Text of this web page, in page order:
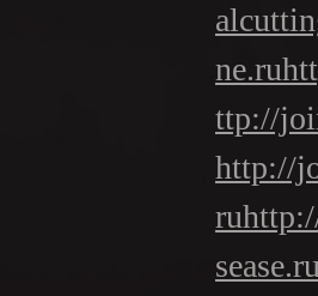
ne.ru
ttp://
http://
ru
sease.ru